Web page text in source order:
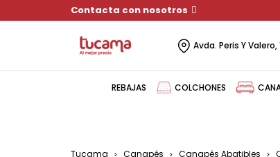
Contacta con nosotros
Avda. Peris Y
REBAJAS COLCHONES
Tucama Canapés Canapés Abatibles